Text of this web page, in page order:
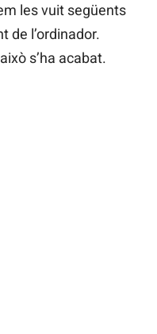
les vuit següents
de l’ordinador.
s’ha acabat.